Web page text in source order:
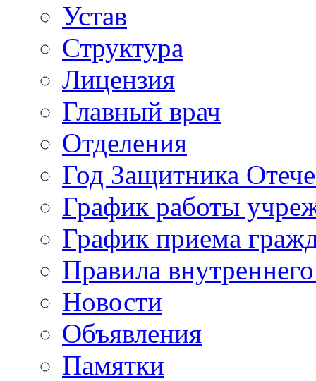
Устав
Структура
Лицензия
Главный врач
Отделения
Год Защитника
График работы
График приема
Правила
Новости
Объявления
Памятки